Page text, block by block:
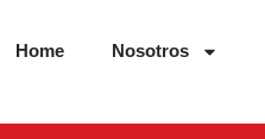
Home Nosotros